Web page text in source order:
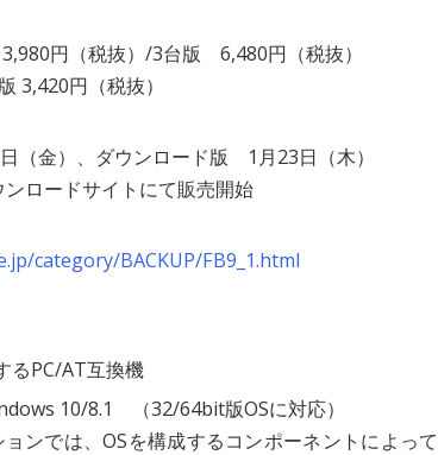
円（税抜）/3台版 6,480円（税抜）
3,420円（税抜）
（金）、ダウンロード版 1月23日（木）
ロードサイトにて販売開始
category/BACKUP/FB9_1.html
るPC/AT互換機
10/8.1 （32/64bit版OSに対応）
ンでは、OSを構成するコンポーネントによっ